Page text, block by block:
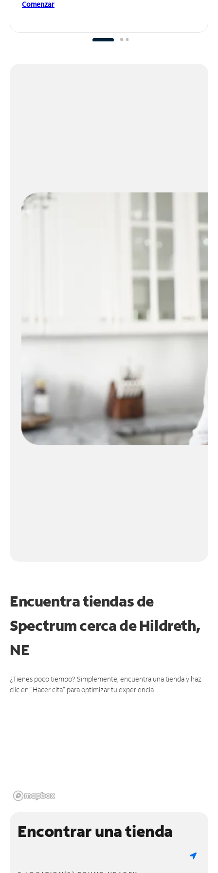
Comenzar
Encuentra tiendas de
Spectrum cerca deHildreth,
NE
¿Tienes poco tiempo? Simplemente, encuentra una tienda y haz
clic en "Hacer cita" para optimizar tu experiencia.
Encontrar una tienda